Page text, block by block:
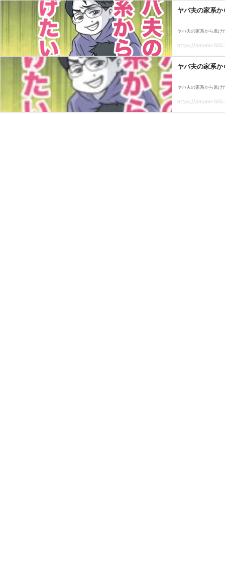
ヤバ夫の家系
ヤバ夫の家系から逃げ
https://omami-
ヤバ夫の家系
ヤバ夫の家系から逃げ
https://omami-